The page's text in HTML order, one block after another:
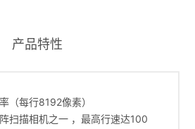
产品特性
（每行8192像素）
扫描相机之一 ，最高行速达100